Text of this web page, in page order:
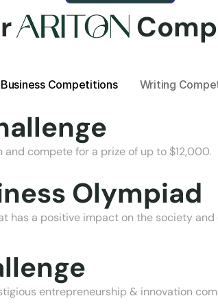
Business Competitions Writing
compete for a prize of up to $12,000.
Olympiad
has a positive impact on the society
entrepreneurship & innovation